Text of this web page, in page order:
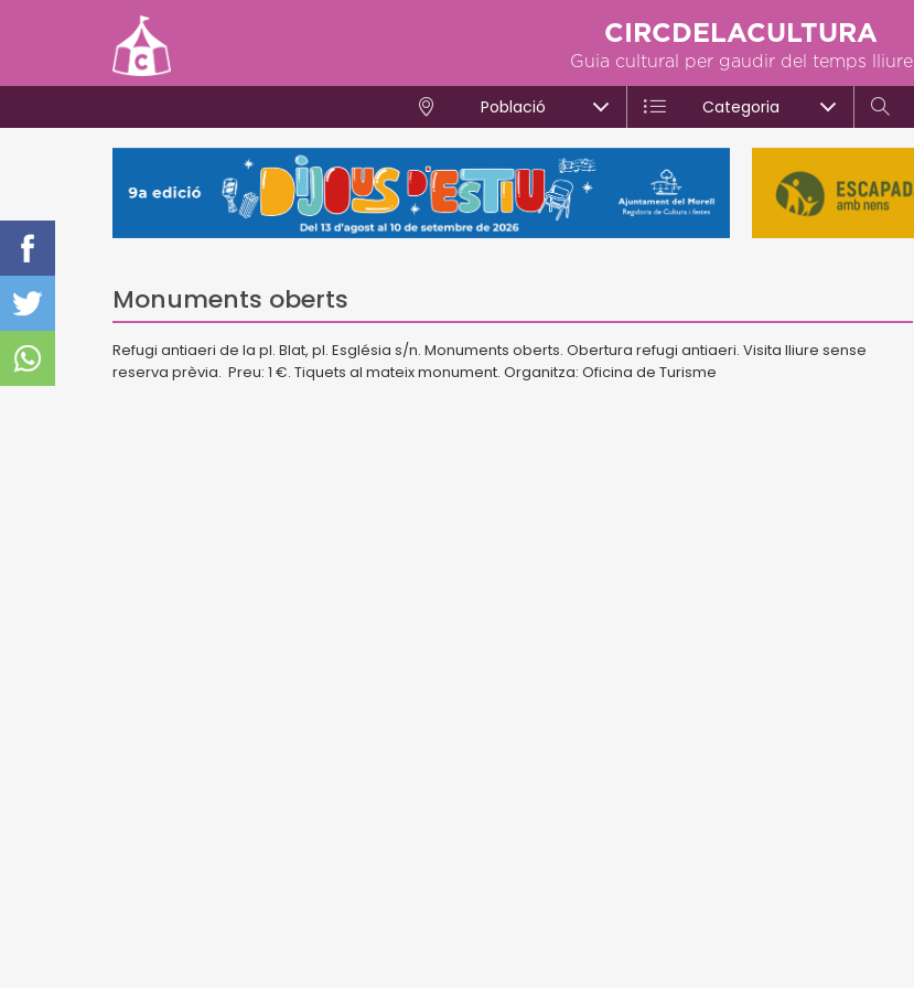
CIRCDELACULTURA
Guia cultural per gaudir del temps lliure
Població Categoria
Monuments oberts
Refugi antiaeri de la pl. Blat, pl. Església s/n. Monuments oberts. Obertura refugi antiaeri. Visita lliure sense
reserva prèvia. Preu: 1 €. Tiquets al mateix monument. Organitza: Oficina de Turisme